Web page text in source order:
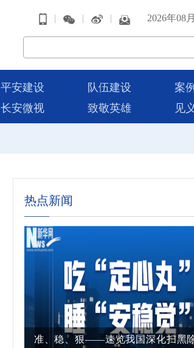
| | | 2026年08
平安建设 队伍建设
案
长安微视 致敬英雄 见
热点新闻
准、稳、狠——速览我国深化扫黑